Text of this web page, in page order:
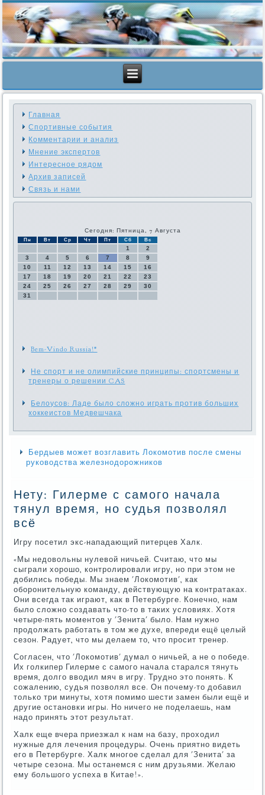
Главная
Спортивные события
Комментарии и анализ
Мнение экспертов
Интересное рядом
Архив записей
Связь и нами
Сегодня: Пятница, 7 Августа
Пн Вт Ср Чт Пт Сб Вс
1
2
3
4 5 6 7 8
9
10
11 12 13 14 15
16
17
18 19 20 21 22
23
24
25 26 27 28 29
30
31
Bem-Vindo Russia!*
Не спорт и не олимпийские принципы: спортсмены и
тренеры о решении CAS
Белоусов: Ладе было сложно играть против больших
хоккеистов Медвешчака
Бердыев может возглавить Локомотив после смены
руководства железнодорожников
Нету: Гилерме с самого начала
тянул время, но судья позволял
всё
Игру посетил экс-нападающий питерцев Халк.
«Мы недовольны нулевой ничьей. Считаю, что мы
сыграли хорошо, контролировали игру, но при этом не
добились победы. Мы знаем 'Локомотив', как
оборонительную команду, действующую на контратаках.
Они всегда так играют, как в Петербурге. Конечно, нам
было сложно создавать что-то в таких условиях. Хотя
четыре-пять моментов у 'Зенита' было. Нам нужно
продолжать работать в том же духе, впереди ещё целый
сезон. Радует, что мы делаем то, что просит тренер.
Согласен, что 'Локомотив' думал о ничьей, а не о победе.
Их голкипер Гилерме с самого начала старался тянуть
время, долго вводил мяч в игру. Трудно это понять. К
сожалению, судья позволял все. Он почему-то добавил
только три минуты, хотя помимо шести замен были ещё и
другие остановки игры. Но ничего не поделаешь, нам
надо принять этот результат.
Халк еще вчера приезжал к нам на базу, проходил
нужные для лечения процедуры. Очень приятно видеть
его в Петербурге. Халк многое сделал для 'Зенита' за
четыре сезона. Мы останемся с ним друзьями. Желаю
ему большого успеха в Китае!».